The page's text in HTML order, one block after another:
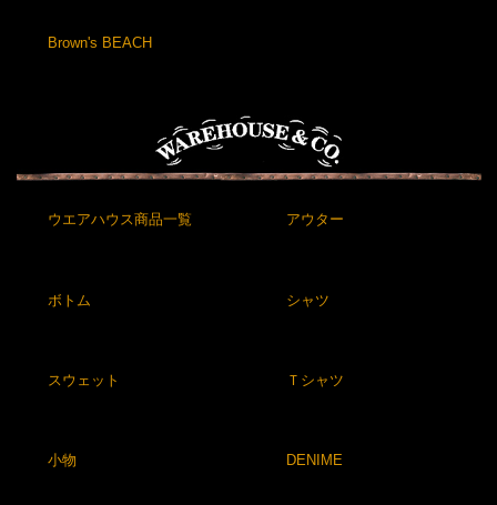
Brown's BEACH
ウエアハウス商品一覧 アウター
ボトム シャツ
スウェット Ｔシャツ
小物 DENIME